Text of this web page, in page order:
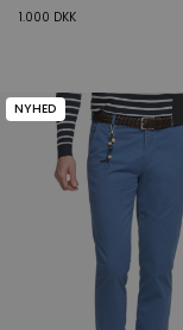
1.000 DKK
NYHED